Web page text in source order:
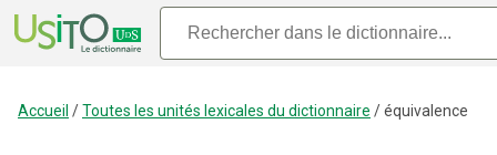
Accueil /Toutes les unités lexicales du dictionnaire /équivalence